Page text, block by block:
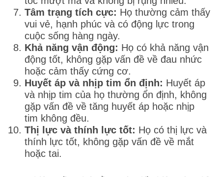
Tâm trạng tích cực: Họ thường cảm thấy
vui vẻ, hạnh phúc và có động lực trong
cuộc sống hàng ngày.
Khả năng vận động: Họ có khả năng vận
động tốt, không gặp vấn đề về đau nhức
hoặc cảm thấy cứng cơ.
Huyết áp và nhịp tim ổn định: Huyết áp
và nhịp tim của họ thường ổn định, không
gặp vấn đề về tăng huyết áp hoặc nhịp
tim không đều.
Thị lực và thính lực tốt: Họ có thị lực và
thính lực tốt, không gặp vấn đề về mắt
hoặc tai.